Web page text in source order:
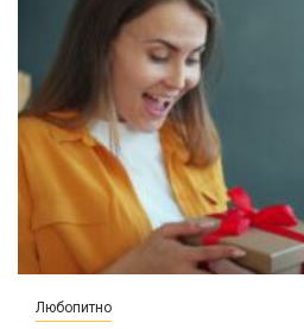
Любопитно